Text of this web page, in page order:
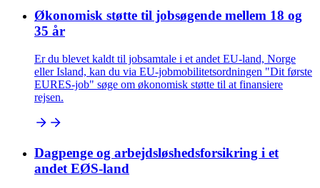
Økonomisk støtte til jobsøgende mellem 18 og
35 år
Er du blevet kaldt til jobsamtale i et andet EU-land, Norge
eller Island, kan du via EU-jobmobilitetsordningen "Dit første
EURES-job" søge om økonomisk støtte til at finansiere
rejsen.
Dagpenge og arbejdsløshedsforsikring i et
andet EØS-land